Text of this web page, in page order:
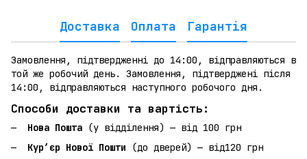
Доставка Оплата Гарантія
Замовлення, підтвердженні до 14:00, відправляються в
той же робочий день. Замовлення, підтверджені після
14:00, відправляються наступного робочого дня.
Способи доставки та вартість:
Нова Пошта (у відділення) — від 100 грн
Кур’єр Нової Пошти (до дверей) — від120 грн